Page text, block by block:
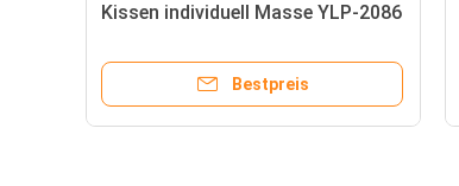
Kissen individuell Masse YLP-2086
Bestpreis